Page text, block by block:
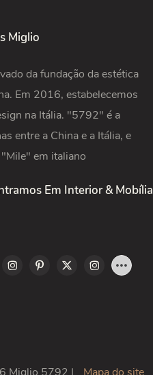
Miglio
da fundação da estética
Em 2016, estabelecemos
na Itália. "5792" é a
entre a China e a Itália, e
em italiano
Em Interior & Mobília